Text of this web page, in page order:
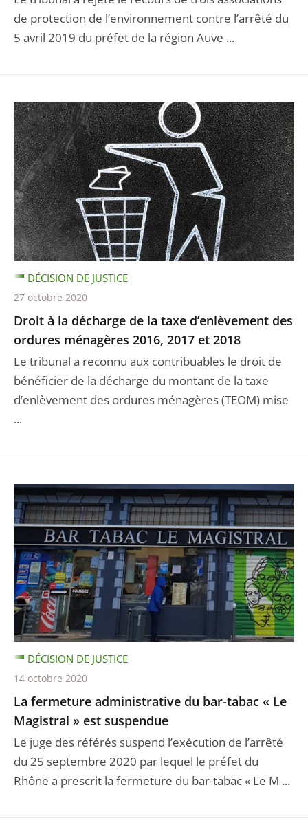
de protection de l’environnement contre l’arrêté du
5 avril 2019 du préfet de la région Auve ...
Droit à la décharge de la taxe d’enlèvement des
ordures ménagères 2016, 2017 et 2018
Le tribunal a reconnu aux contribuables le droit de
bénéficier de la décharge du montant de la taxe
d’enlèvement des ordures ménagères (TEOM) mise
...
DÉCISION DE JUSTICE
27 octobre 2020
La fermeture administrative du bar-tabac « Le
Magistral » est suspendue
Le juge des référés suspend l’exécution de l’arrêté
du 25 septembre 2020 par lequel le préfet du
Rhône a prescrit la fermeture du bar-tabac « Le M ...
DÉCISION DE JUSTICE
14 octobre 2020